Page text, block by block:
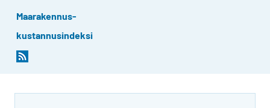
Maarakennus-
kustannusindeksi